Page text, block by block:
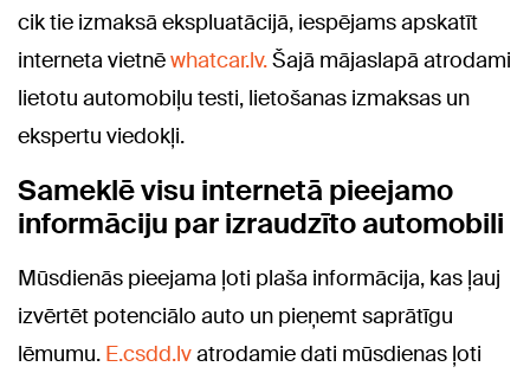
cik tie izmaksā ekspluatācijā, iespējams apskatīt
interneta vietnēwhatcar.lv.Šajā mājaslapā atrodami
lietotu automobiļu testi, lietošanas izmaksas un
ekspertu viedokļi.
Sameklē visu internetā pieejamo
informāciju par izraudzīto automobili
Mūsdienās pieejama ļoti plaša informācija, kas ļauj
izvērtēt potenciālo auto un pieņemt saprātīgu
lēmumu. E.csdd.lvatrodamie dati mūsdienas ļoti